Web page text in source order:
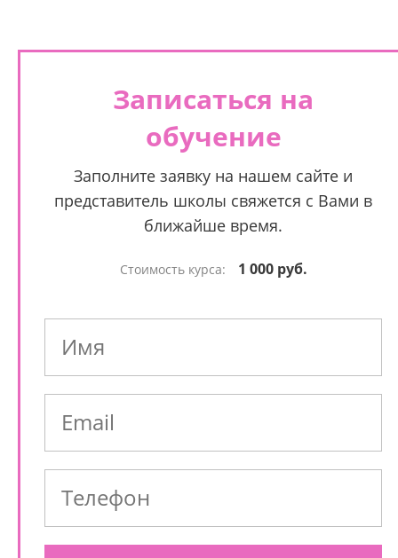
Записаться на
обучение
Заполните заявку на нашем сайте и
представитель школы свяжется с Вами в
ближайше время.
Стоимость курса: 1 000 руб.